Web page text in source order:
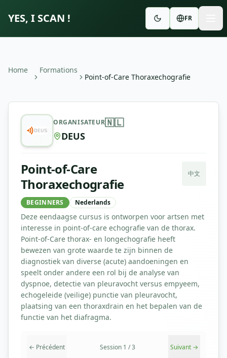
YES, I SCAN ! FR
Home Formations
Point-of-Care Thoraxechografie
Point-of-Care Thoraxechografie
ORGANISATEUR🇳🇱
DEUS
Point-of-Care
Thoraxechografie
中文
BEGINNERS Nederlands
Deze eendaagse cursus is ontworpen voor artsen met
interesse in point-of-care echografie van de thorax.
Point-of-Care thorax- en longechografie heeft
bewezen van grote waarde te zijn binnen de
diagnostiek van diverse (acute) aandoeningen en
speelt onder andere een rol bij de analyse van
dyspnoe, detectie van pleuravocht versus empyeem,
echogeleide (veilige) punctie van pleuravocht,
plaatsing van een thoraxdrain en het bepalen van de
functie van het diafragma.
← Précédent Session 1 /3 Suivant →